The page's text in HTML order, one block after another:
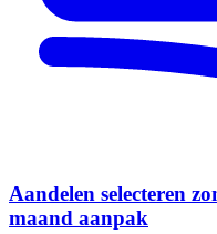
Aandelen selecteren
maand aanpak